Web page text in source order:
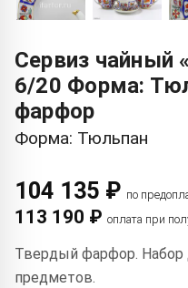
Сервиз чайный
6/20 Форма:
фарфор
Форма: Тюльпан
104 135 ₽ по
113 190 ₽ оплата при
Твердый фарфор. Набор
предметов.